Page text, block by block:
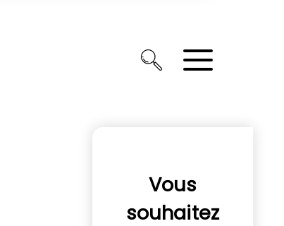
Vous
souhaitez